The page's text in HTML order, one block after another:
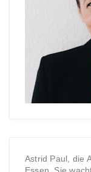
Astrid Paul, die
Essen. Sie